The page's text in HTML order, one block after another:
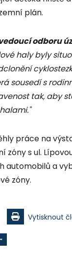
plán.
odboru
haly byly
sousedí s
tak, aby
práce na
zóny s ul.
automobilů a
zóny.
Vytisknout